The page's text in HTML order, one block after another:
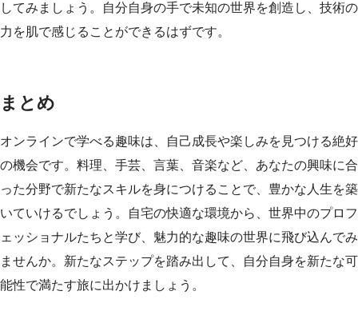
してみましょう。自分自身の手で未知の世界を創造し、技術の
力を肌で感じることができるはずです。
まとめ
オンラインで学べる趣味は、自己成長や楽しみを見つける絶好
の機会です。料理、手芸、言葉、音楽など、あなたの興味に合
った分野で新たなスキルを身につけることで、豊かな人生を築
いていけるでしょう。自宅の快適な環境から、世界中のプロフ
ェッショナルたちと学び、魅力的な趣味の世界に飛び込んでみ
ませんか。新たなステップを踏み出して、自分自身を新たな可
能性で満たす旅に出かけましょう。